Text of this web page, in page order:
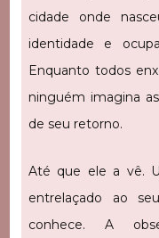
cidade onde
identidade e
Enquanto todos
ninguém imagina
de seu retorno.
Até que ele a vê.
entrelaçado ao
conhece. A